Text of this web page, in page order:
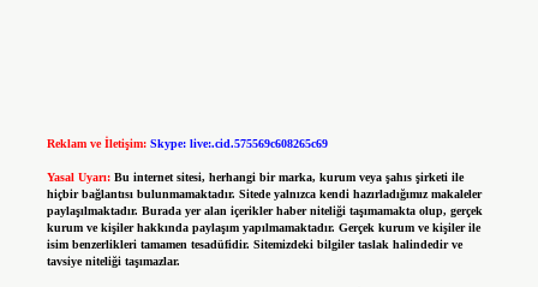
Reklam ve İletişim: Skype: live:.cid.575569c608265c69
Yasal Uyarı: Bu internet sitesi, herhangi bir marka, kurum veya şahıs şirketi ile
hiçbir bağlantısı bulunmamaktadır. Sitede yalnızca kendi hazırladığımız makaleler
paylaşılmaktadır. Burada yer alan içerikler haber niteliği taşımamakta olup, gerçek
kurum ve kişiler hakkında paylaşım yapılmamaktadır. Gerçek kurum ve kişiler ile
isim benzerlikleri tamamen tesadüfidir. Sitemizdeki bilgiler taslak halindedir ve
tavsiye niteliği taşımazlar.